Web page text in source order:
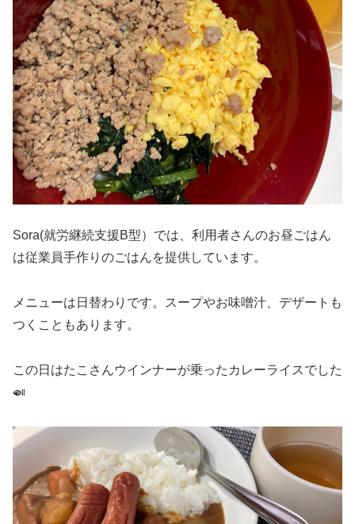
Sora(就労継続支援B型）では、利用者さんのお昼ごはん
は従業員手作りのごはんを提供しています。
メニューは日替わりです。スープやお味噌汁、デザートも
つくこともあります。
この日はたこさんウインナーが乗ったカレーライスでした
🍛